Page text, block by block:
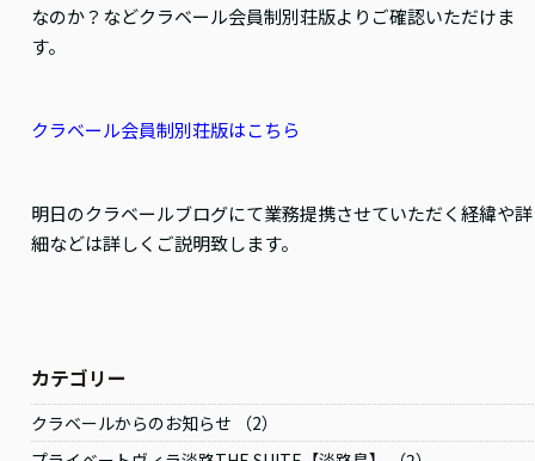
なのか？などクラベール会員制別荘版よりご確認いただけま
す。
クラベール会員制別荘版はこちら
明日のクラベールブログにて業務提携させていただく経緯や詳
細などは詳しくご説明致します。
カテゴリー
クラベールからのお知らせ （2）